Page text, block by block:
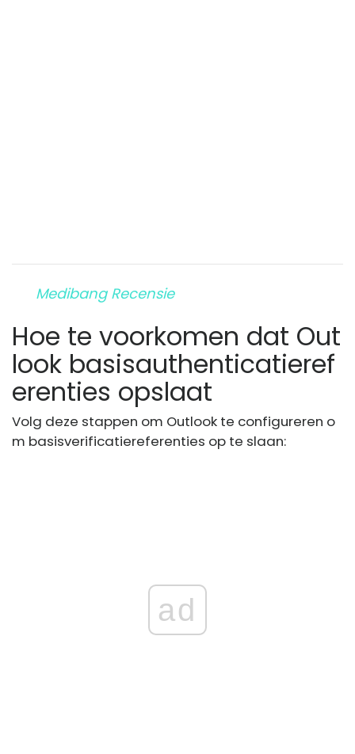
Medibang Recensie
Hoe te voorkomen dat Out
look basisauthenticatieref
erenties opslaat
Volg deze stappen om Outlook te configureren o
m basisverificatiereferenties op te slaan:
ad